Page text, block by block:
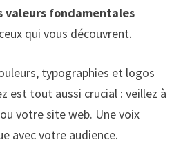
valeurs fondamentales
qui vous découvrent.
typographies et logos
est tout aussi crucial : veillez à
votre site web. Une voix
avec votre audience.